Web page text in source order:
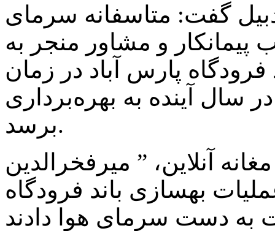
گفت: متاسفانه سرمای
و مشاور منجر به
پارس آباد در زمان
سال آینده به بهره‌برداری
برسد.
آنلاین، ” میرفخرالدین
بهسازی باند فرودگاه
به دست سرمای هوا دادند